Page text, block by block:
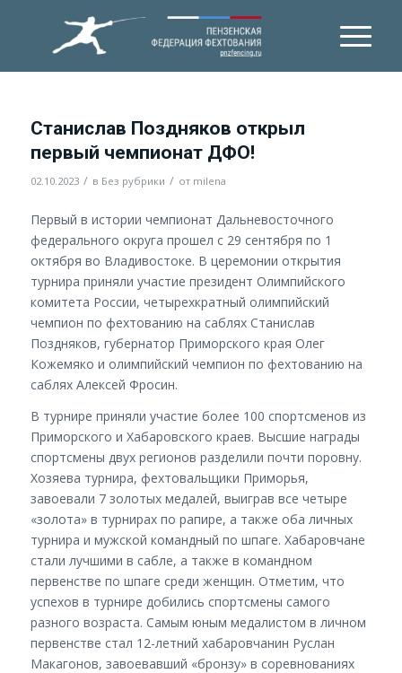
Станислав Поздняков открыл
первый чемпионат ДФО!
02.10.2023 / в Без рубрики / от milena
Первый в истории чемпионат Дальневосточного
федерального округа прошел с 29 сентября по 1
октября во Владивостоке. В церемонии открытия
турнира приняли участие президент Олимпийского
комитета России, четырехкратный олимпийский
чемпион по фехтованию на саблях Станислав
Поздняков, губернатор Приморского края Олег
Кожемяко и олимпийский чемпион по фехтованию на
саблях Алексей Фросин.
В турнире приняли участие более 100 спортсменов из
Приморского и Хабаровского краев. Высшие награды
спортсмены двух регионов разделили почти поровну.
Хозяева турнира, фехтовальщики Приморья,
завоевали 7 золотых медалей, выиграв все четыре
«золота» в турнирах по рапире, а также оба личных
турнира и мужской командный по шпаге. Хабаровчане
стали лучшими в сабле, а также в командном
первенстве по шпаге среди женщин. Отметим, что
успехов в турнире добились спортсмены самого
разного возраста. Самым юным медалистом в личном
первенстве стал 12-летний хабаровчанин Руслан
Макагонов, завоевавший «бронзу» в соревнованиях